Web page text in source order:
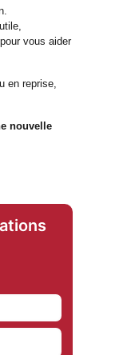
vous aider
en reprise,
nouvelle